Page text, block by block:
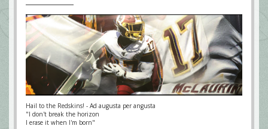
Hail to the Redskins! - Ad augusta per angusta
"I don't break the horizon
I erase it when I'm born"